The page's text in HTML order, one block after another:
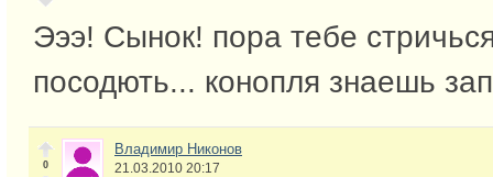
Эээ! Сынок! пора тебе
посодють... конопля знаешь
0
Владимир Никонов
21.03.2010 20:17